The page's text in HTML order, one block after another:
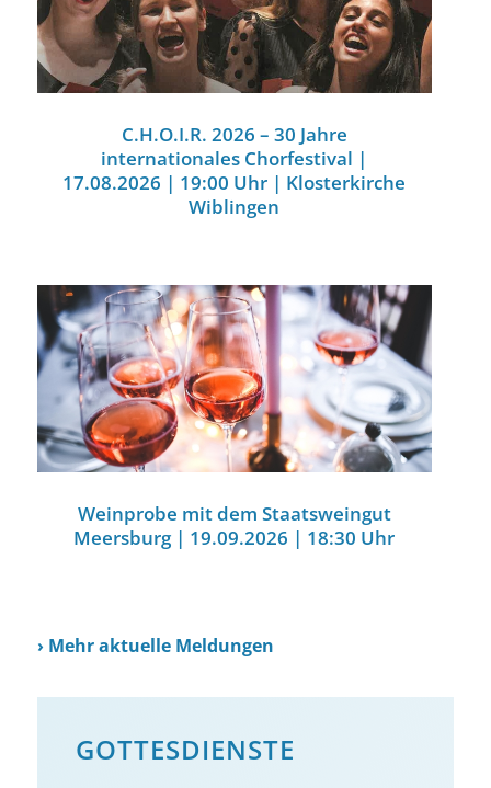
C.H.O.I.R. 2026 – 30 Jahre
internationales Chorfestival |
17.08.2026 | 19:00 Uhr | Klosterkirche
Wiblingen
Weinprobe mit dem Staatsweingut
Meersburg | 19.09.2026 | 18:30 Uhr
› Mehr aktuelle Meldungen
GOTTES­DIENSTE